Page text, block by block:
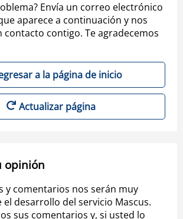
Envía un correo electrónico
aparece a continuación y nos
contacto contigo. Te agradecemos
a la página de inicio
Actualizar página
opinión
y comentarios nos serán muy
desarrollo del servicio Mascus.
sus comentarios y, si usted lo